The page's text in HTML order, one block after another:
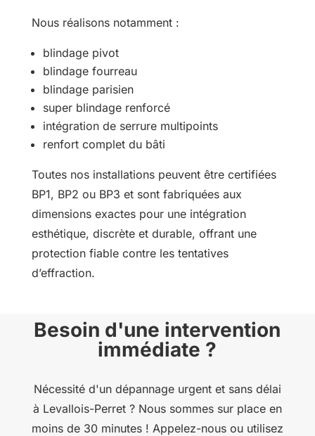
Nous réalisons notamment :
blindage pivot
blindage fourreau
blindage parisien
super blindage renforcé
intégration de serrure multipoints
renfort complet du bâti
Toutes nos installations peuvent être certifiées
BP1, BP2 ou BP3 et sont fabriquées aux
dimensions exactes pour une intégration
esthétique, discrète et durable, offrant une
protection fiable contre les tentatives
d’effraction.
Besoin d'une intervention
immédiate ?
Nécessité d'un dépannage urgent et sans délai
à Levallois-Perret ? Nous sommes sur place en
moins de 30 minutes ! Appelez-nous ou utilisez